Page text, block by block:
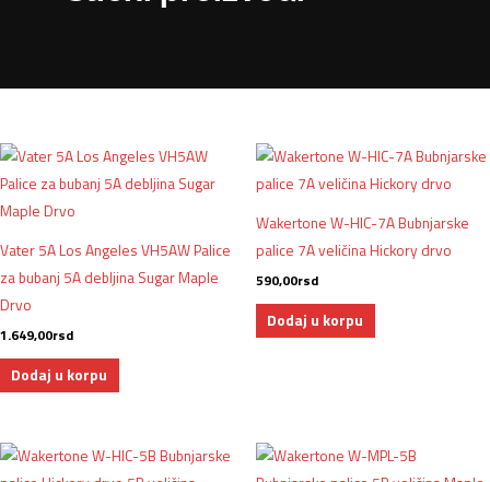
Vater 5A Los Angeles VH5AW Palice
za bubanj 5A debljina Sugar Maple
Drvo
1.649,00rsd
Dodaj u korpu
Wakertone W-HIC-7A Bubnjarske
palice 7A veličina Hickory drvo
590,00rsd
Dodaj u korpu